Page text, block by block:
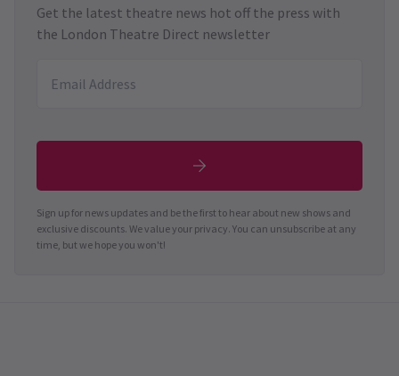
Get the latest theatre news hot off the press with
the London Theatre Direct newsletter
Sign up for news updates and be the first to hear about new shows and
exclusive discounts. We value your privacy. You can unsubscribe at any
time, but we hope you won't!